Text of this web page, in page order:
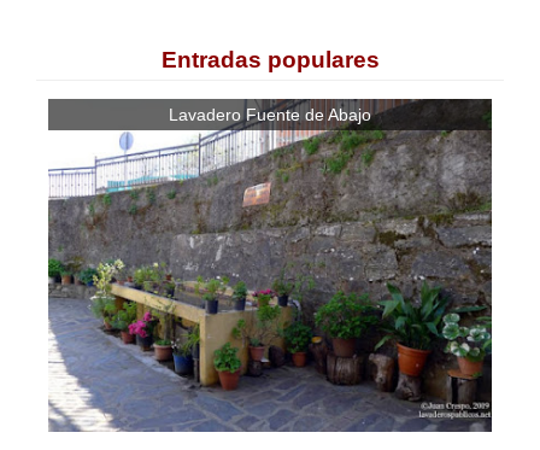
Entradas populares
Lavadero Fuente de Abajo